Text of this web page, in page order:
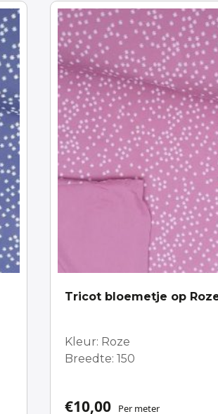
Tricot bloemetje op
Kleur: Roze
Breedte: 150
€10,00 Per meter